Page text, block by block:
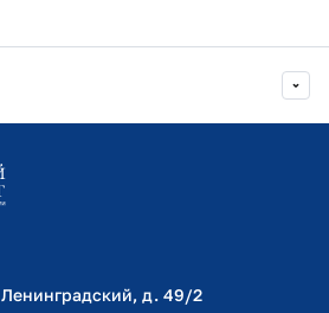
портал
Ленинградский, д. 49/2​